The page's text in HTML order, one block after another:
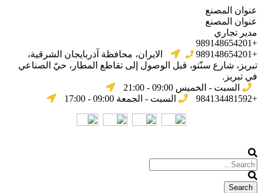
عنوان المصنع
عنوان المصنع
مدير تجاري
+989148654201
+989148654201
الایران، محافظة آذربایجان الشرقیة،
تبریز، شارع سنّتو، قبل الوصول إلى تقاطع المطار، حيّ الصناعي
في تبریز.
السبت - الخميس 09:00 - 21:00
+984134481592
السبت - الجمعة 09:00 - 17:00